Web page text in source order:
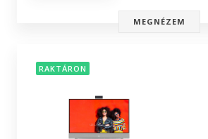
MEGNÉZEM
RAKTÁRON